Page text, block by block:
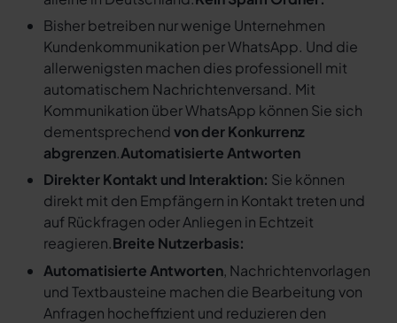
Bisher betreiben nur wenige Unternehmen
Kundenkommunikation per WhatsApp. Und die
allerwenigsten machen dies professionell mit
automatischem Nachrichtenversand. Mit
Kommunikation über WhatsApp können Sie sich
dementsprechendvon der Konkurrenz
abgrenzen.Automatisierte Antworten
Direkter Kontakt und Interaktion: Sie können
direkt mit den Empfängern in Kontakt treten und
auf Rückfragen oder Anliegen in Echtzeit
reagieren.Breite Nutzerbasis:
Automatisierte Antworten, Nachrichtenvorlagen
und Textbausteine machen die Bearbeitung von
Anfragen hocheffizient und reduzieren den